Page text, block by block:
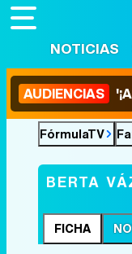
NOTICIAS
AUDIENCIAS
FórmulaTV
BERTA
FICHA